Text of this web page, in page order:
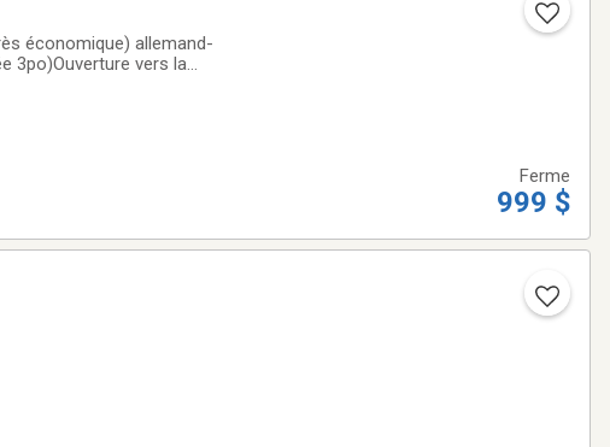
économique) allemand-
3po)Ouverture vers la
Ferme
999 $